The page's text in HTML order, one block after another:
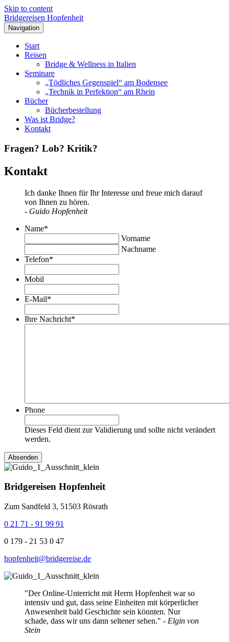
Skip to content
Bridgereisen Hopfenheit
Navigation
Start
Reisen
Bridge & Wellness in Italien
Seminare
„Tödliches Gegenspiel“ am Bodensee
„Technik in Perfektion“ am Rhein
Bücher
Bücherbestellung
Was ist Bridge?
Kontakt
Fragen? Lob? Kritik?
Kontakt
Ich danke Ihnen für Ihr Interesse und freue mich darauf
von Ihnen zu hören.
- Guido Hopfenheit
Name*
Vorname
Nachname
Telefon*
Mobil
E-Mail*
Ihre Nachricht*
Phone
Dieses Feld dient zur Validierung und sollte nicht verändert
werden.
Bridgereisen Hopfenheit
Zum Sandfeld 3, 51503 Rösrath
0 21 71 - 91 99 91
0 179 - 21 53 0 47
hopfenheit@bridgereise.de
"Der Online-Unterricht mit Herrn Hopfenheit war so
intensiv und gut, dass seine Einheiten mit körperlicher
Anwesenheit bald Geschichte sein könnten. Nur
schade, dass wir uns dann seltener sehen." - Elgin von
Stein